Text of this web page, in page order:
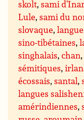
skolt,sami
Lule,sami du
slovaque,
sino-tibétaines,
singhalais,chan
sémitiques,
écossais,santal,
langues
amérindiennes,